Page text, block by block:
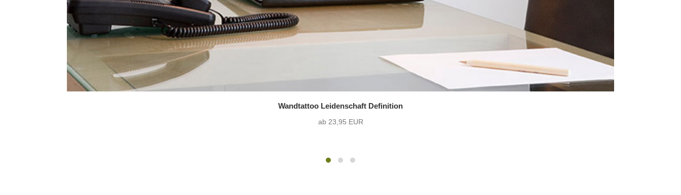
Wandtattoo Leidenschaft Definition
ab 23,95 EUR